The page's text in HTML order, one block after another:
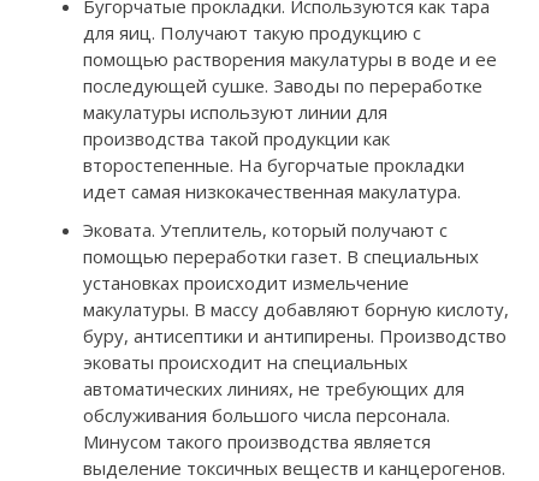
Бугорчатые прокладки. Используются как тара
для яиц. Получают такую продукцию с
помощью растворения макулатуры в воде и ее
последующей сушке. Заводы по переработке
макулатуры используют линии для
производства такой продукции как
второстепенные. На бугорчатые прокладки
идет самая низкокачественная макулатура.
Эковата. Утеплитель, который получают с
помощью переработки газет. В специальных
установках происходит измельчение
макулатуры. В массу добавляют борную кислоту,
буру, антисептики и антипирены. Производство
эковаты происходит на специальных
автоматических линиях, не требующих для
обслуживания большого числа персонала.
Минусом такого производства является
выделение токсичных веществ и канцерогенов.